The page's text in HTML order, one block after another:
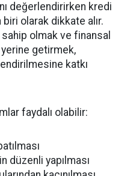
değerlendirirken kredi
olarak dikkate alır.
olmak ve finansal
getirmek,
katkı
faydalı olabilir:
düzenli yapılması